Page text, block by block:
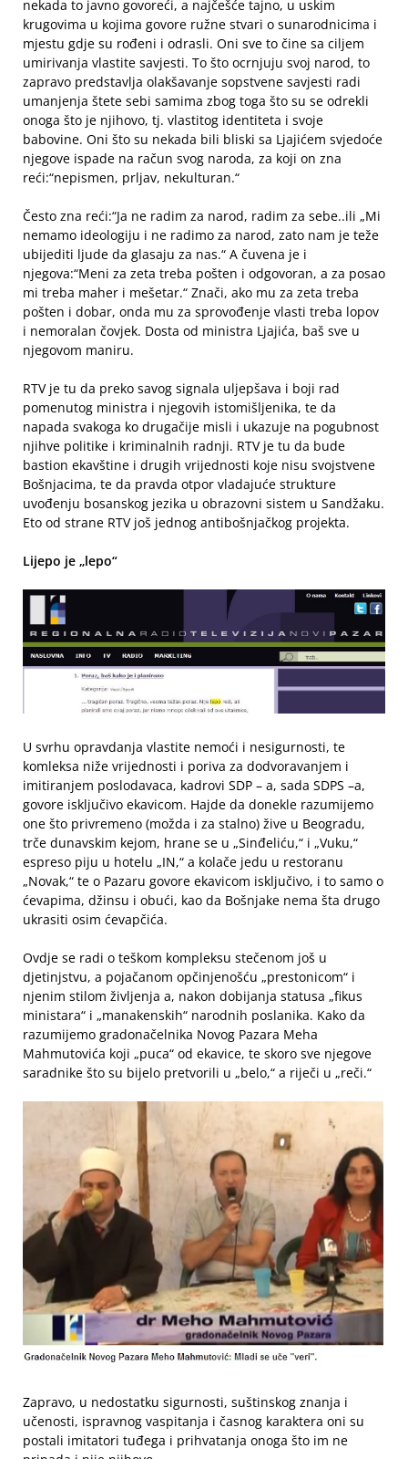
nekada to javno govoreći, a najčešće tajno, u uskim
krugovima u kojima govore ružne stvari o sunarodnicima i
mjestu gdje su rođeni i odrasli. Oni sve to čine sa ciljem
umirivanja vlastite savjesti. To što ocrnjuju svoj narod, to
zapravo predstavlja olakšavanje sopstvene savjesti radi
umanjenja štete sebi samima zbog toga što su se odrekli
onoga što je njihovo, tj. vlastitog identiteta i svoje
babovine. Oni što su nekada bili bliski sa Ljajićem svjedoće
njegove ispade na račun svog naroda, za koji on zna
reći:“nepismen, prljav, nekulturan.“
Često zna reći:“Ja ne radim za narod, radim za sebe..ili „Mi
nemamo ideologiju i ne radimo za narod, zato nam je teže
ubijediti ljude da glasaju za nas.“ A čuvena je i
njegova:“Meni za zeta treba pošten i odgovoran, a za posao
mi treba maher i mešetar.“ Znači, ako mu za zeta treba
pošten i dobar, onda mu za sprovođenje vlasti treba lopov
i nemoralan čovjek. Dosta od ministra Ljajića, baš sve u
njegovom maniru.
RTV je tu da preko savog signala uljepšava i boji rad
pomenutog ministra i njegovih istomišljenika, te da
napada svakoga ko drugačije misli i ukazuje na pogubnost
njihve politike i kriminalnih radnji. RTV je tu da bude
bastion ekavštine i drugih vrijednosti koje nisu svojstvene
Bošnjacima, te da pravda otpor vladajuće strukture
uvođenju bosanskog jezika u obrazovni sistem u Sandžaku.
Eto od strane RTV još jednog antibošnjačkog projekta.
Lijepo je „lepo“
U svrhu opravdanja vlastite nemoći i nesigurnosti, te
komleksa niže vrijednosti i poriva za dodvoravanjem i
imitiranjem poslodavaca, kadrovi SDP – a, sada SDPS –a,
govore isključivo ekavicom. Hajde da donekle razumijemo
one što privremeno (možda i za stalno) žive u Beogradu,
trče dunavskim kejom, hrane se u „Sinđeliću,“ i „Vuku,“
espreso piju u hotelu „IN,“ a kolače jedu u restoranu
„Novak,“ te o Pazaru govore ekavicom isključivo, i to samo o
ćevapima, džinsu i obući, kao da Bošnjake nema šta drugo
ukrasiti osim ćevapčića.
Ovdje se radi o teškom kompleksu stečenom još u
djetinjstvu, a pojačanom opčinjenošću „prestonicom“ i
njenim stilom življenja a, nakon dobijanja statusa „fikus
ministara“ i „manakenskih“ narodnih poslanika. Kako da
razumijemo gradonačelnika Novog Pazara Meha
Mahmutovića koji „puca“ od ekavice, te skoro sve njegove
saradnike što su bijelo pretvorili u „belo,“ a riječi u „reči.“
Zapravo, u nedostatku sigurnosti, suštinskog znanja i
učenosti, ispravnog vaspitanja i časnog karaktera oni su
postali imitatori tuđega i prihvatanja onoga što im ne